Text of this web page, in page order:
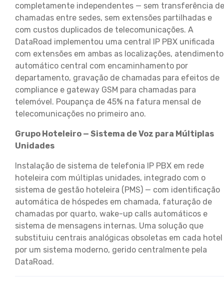
completamente independentes — sem transferência de
chamadas entre sedes, sem extensões partilhadas e
com custos duplicados de telecomunicações. A
DataRoad implementou uma central IP PBX unificada
com extensões em ambas as localizações, atendimento
automático central com encaminhamento por
departamento, gravação de chamadas para efeitos de
compliance e gateway GSM para chamadas para
telemóvel. Poupança de 45% na fatura mensal de
telecomunicações no primeiro ano.
Grupo Hoteleiro — Sistema de Voz para Múltiplas
Unidades
Instalação de sistema de telefonia IP PBX em rede
hoteleira com múltiplas unidades, integrado com o
sistema de gestão hoteleira (PMS) — com identificação
automática de hóspedes em chamada, faturação de
chamadas por quarto, wake-up calls automáticos e
sistema de mensagens internas. Uma solução que
substituiu centrais analógicas obsoletas em cada hotel
por um sistema moderno, gerido centralmente pela
DataRoad.